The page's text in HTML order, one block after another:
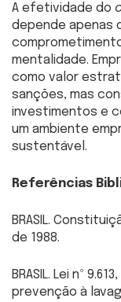
A efetividade do
depende apenas
mentalidade.
como valor
sanções, mas
investimentos e
um ambiente
sustentável.
Referências
BRASIL.
de 1988.
BRASIL. Lei nº
prevenção à